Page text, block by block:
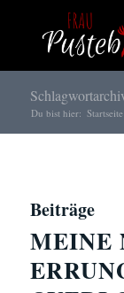
Du bist hier: Startseite
Beiträge
MEINE